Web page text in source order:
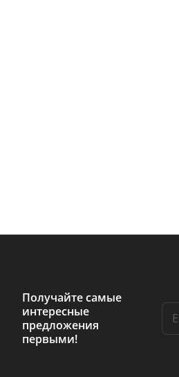
Получайте самые
интересные
предложения
первыми!